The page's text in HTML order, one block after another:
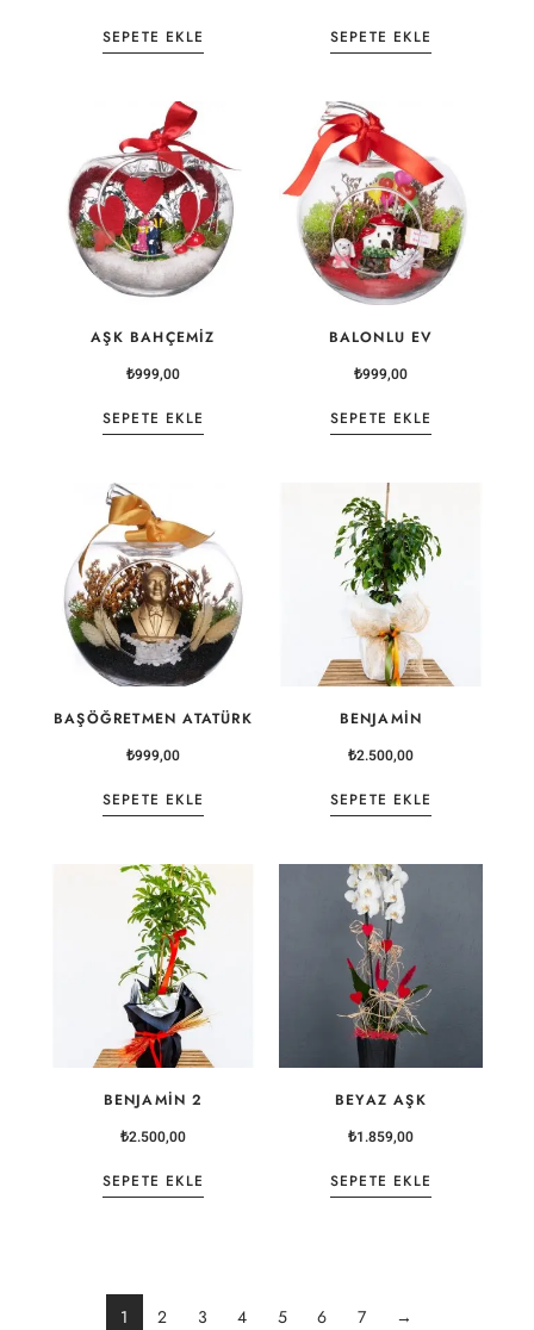
SEPETE EKLE SEPETE EKLE
AŞK BAHÇEMIZ
₺999,00
SEPETE EKLE
BALONLU EV
₺999,00
SEPETE EKLE
BAŞÖĞRETMEN ATATÜRK
₺999,00
SEPETE EKLE
BENJAMIN
₺2.500,00
SEPETE EKLE
BENJAMIN 2
₺2.500,00
SEPETE EKLE
BEYAZ AŞK
₺1.859,00
SEPETE EKLE
1 2 3 4 5 6 7 →